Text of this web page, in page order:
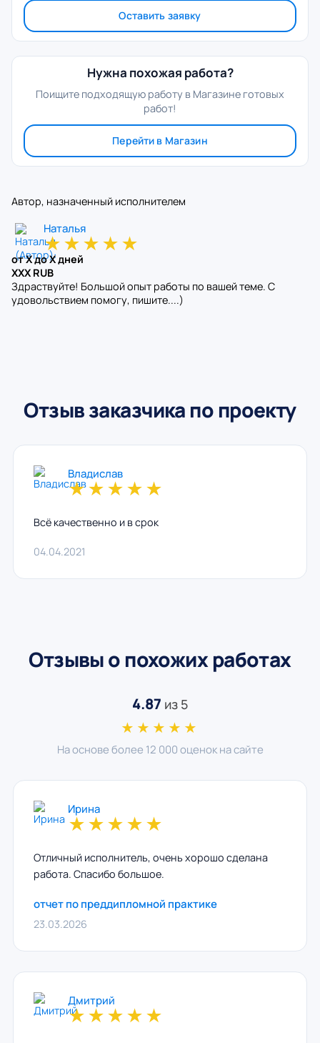
Оставить заявку
Нужна похожая работа?
Поищите подходящую работу в Магазине готовых
работ!
Перейти в Магазин
Автор, назначенный исполнителем
Наталья
★★★★★
от X до X дней
XXX RUB
Здраствуйте! Большой опыт работы по вашей теме. С
удовольствием помогу, пишите....)
Отзыв заказчика по проекту
Владислав
★★★★★
Всё качественно и в срок
04.04.2021
Отзывы о похожих работах
4.87 из 5
★★★★★
На основе более 12 000 оценок на сайте
Ирина
★★★★★
Отличный исполнитель, очень хорошо сделана
работа. Спасибо большое.
отчет по преддипломной практике
23.03.2026
Дмитрий
★★★★★